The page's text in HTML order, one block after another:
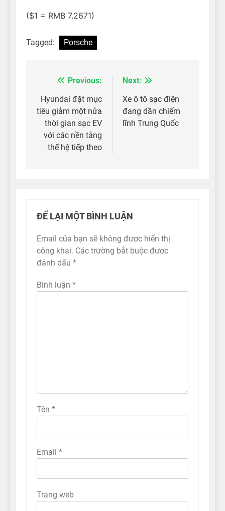
($1 = RMB 7.2671)
Tagged: Porsche
Điều
hướng
bài
viết
Previous:
Hyundai đặt mục
tiêu giảm một nửa
thời gian sạc EV
với các nền tảng
thế hệ tiếp theo
Next:
Xe ô tô sạc điện
đang dần chiếm
lĩnh Trung Quốc
ĐỂ LẠI MỘT BÌNH LUẬN
Email của bạn sẽ không được hiển thị
công khai. Các trường bắt buộc được
đánh dấu *
Bình luận *
Tên *
Email *
Trang web